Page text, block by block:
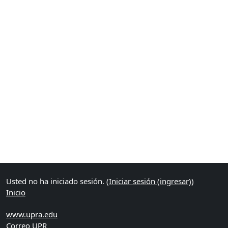
Usted no ha iniciado sesión. (Iniciar sesión (ingresar))
Inicio
www.upra.edu
Correo UPR